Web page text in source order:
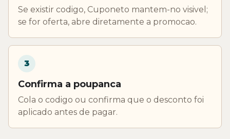
Se existir codigo, Cuponeto mantem-no visivel;
se for oferta, abre diretamente a promocao.
3
Confirma a poupanca
Cola o codigo ou confirma que o desconto foi
aplicado antes de pagar.